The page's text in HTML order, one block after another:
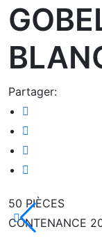
Partager:
50 PIÈCES
CONTENANCE